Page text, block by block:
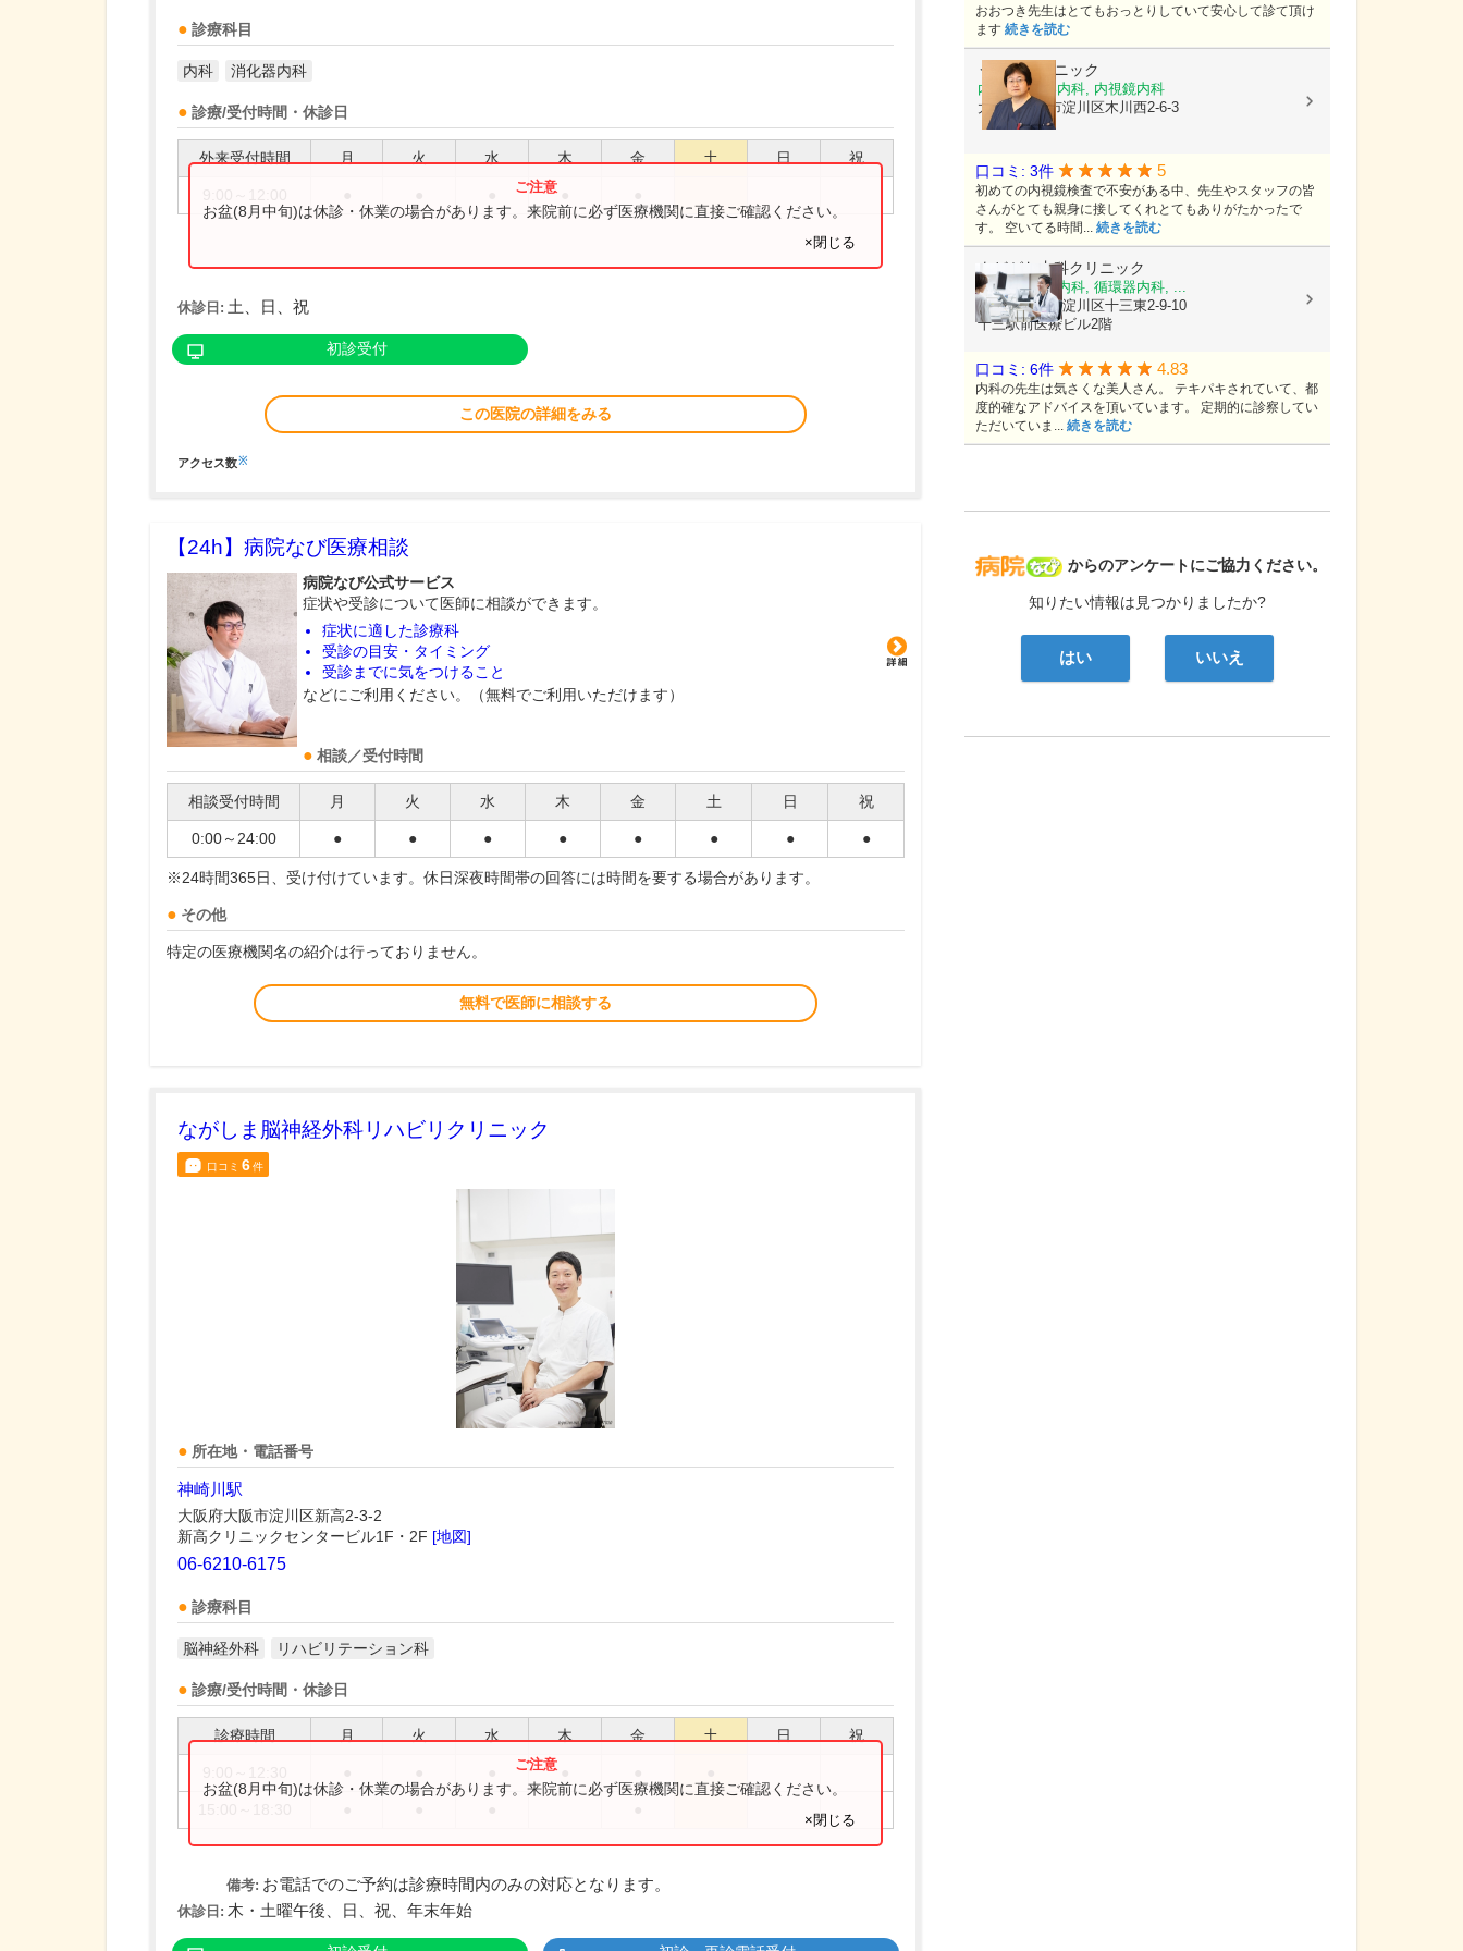
診療科目
内科 消化器内科
診療/受付時間・休診日
外来受付時間 月 火 水 木 金 土 日 祝
お盆(8月中旬)は休診・休業の場合があります。来院前に必ず医療機関に直接ご確認ください。
×閉じる
休診日: 土、日、祝
初診受付
この医院の詳細をみる
アクセス数※
【24h】 病院なび医療相談
病院なび公式サービス
症状や受診について医師に相談ができます。
症状に適した診療科
受診の目安・タイミング
受診までに気をつけること
などにご利用ください。（無料でご利用いただけます）
相談／受付時間
相談受付時間 月 火 水 木 金 土 日 祝
0:00～24:00 ● ● ● ● ● ● ● ●
※24時間365日、受け付けています。休日深夜時間帯の回答には時間を要する場合があります。
その他
特定の医療機関名の紹介は行っておりません。
無料で医師に相談する
ながしま脳神経外科リハビリクリニック
口コミ 6件
所在地・電話番号
神崎川駅
大阪府大阪市淀川区新高2-3-2
新高クリニックセンタービル1F・2F [地図]
06-6210-6175
診療科目
脳神経外科 リハビリテーション科
診療/受付時間・休診日
診療時間 月 火 水 木 金 土 日 祝
お盆(8月中旬)は休診・休業の場合があります。来院前に必ず医療機関に直接ご確認ください。
×閉じる
備考: お電話でのご予約は診療時間内のみの対応となります。
休診日: 木・土曜午後、日、祝、年末年始
病院なび
からのアンケートにご協力ください。
知りたい情報は見つかりましたか?
はい いいえ
おおつき先生はとてもおっとりしていて安心して診て頂け
ます 続きを読む
うえだクリニック
内科, 消化器内科, 内視鏡内科
大阪府大阪市淀川区木川西2-6-3
口コミ: 3件 5
初めての内視鏡検査で不安がある中、先生やスタッフの皆
さんがとても親身に接してくれとてもありがたかったで
す。 空いてる時間... 続きを読む
よどがわ内科クリニック
内科, 消化器内科, 循環器内科, ...
大阪府大阪市淀川区十三東2-9-10
十三駅前医療ビル2階
口コミ: 6件 4.83
内科の先生は気さくな美人さん。 テキパキされていて、都
度的確なアドバイスを頂いています。 定期的に診察してい
ただいていま... 続きを読む